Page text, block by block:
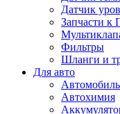
Датчик
Запчасти к
Фильтры
Шланги и
Для авто
Автохимия